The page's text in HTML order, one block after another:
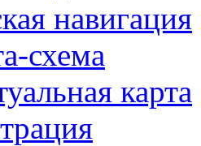
навигация
схема
карта